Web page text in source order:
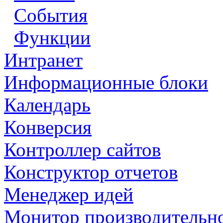
События
Функции
Интранет
Информационные блоки
Календарь
Конверсия
Контроллер сайтов
Конструктор отчетов
Менеджер идей
Монитор